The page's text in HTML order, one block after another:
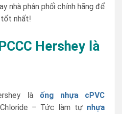
nhà phân phối chính hãng để
nhất!
Hershey là
là ống nhựa cPVC
– Tức làm tự nhựa